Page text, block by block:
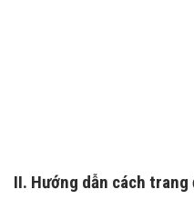
II. Hướng dẫn cách